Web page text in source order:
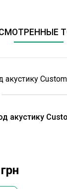
акустику